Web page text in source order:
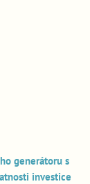
generátoru s
investice